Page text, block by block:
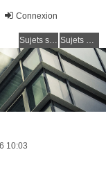
Connexion
Sujets sans réponse Sujets actifs
10:03